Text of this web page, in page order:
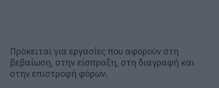
Πρόκειται για εργασίες που αφορούν στη
βεβαίωση, στην είσπραξη, στη διαγραφή και
στην επιστροφή φόρων.